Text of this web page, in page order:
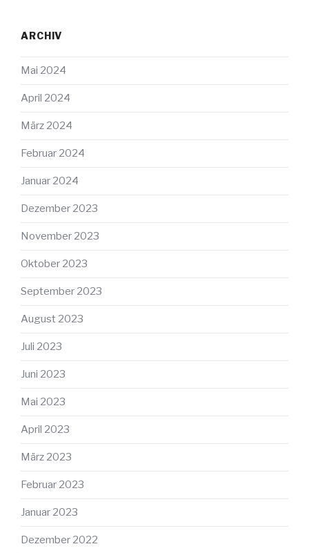
ARCHIV
Mai 2024
April 2024
März 2024
Februar 2024
Januar 2024
Dezember 2023
November 2023
Oktober 2023
September 2023
August 2023
Juli 2023
Juni 2023
Mai 2023
April 2023
März 2023
Februar 2023
Januar 2023
Dezember 2022